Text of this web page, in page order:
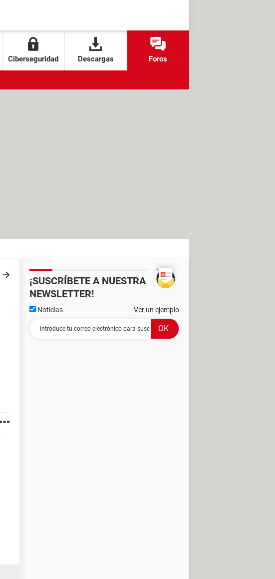
Ciberseguridad Descargas Foros
¡SUSCRÍBETE A NUESTRA
NEWSLETTER!
Noticias Ver un ejemplo